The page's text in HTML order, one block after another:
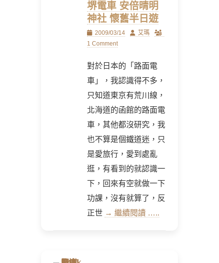
堺電車 安倍晴明
神社 懷舊半日遊
Posted
on
2009/03/14 Author
艾瑪
1 Comment
對於日本的「路面電
車」，我認識得不多，
只知道東京有荒川線，
北海道的函館的路面電
車，其他都沒研究，我
也不算是個鐵道迷，只
是愛旅行，愛到處亂
逛，有看到的就認識一
下，回來有空就做一下
功課，沒有就算了，反
正世 → 繼續閱讀 …..